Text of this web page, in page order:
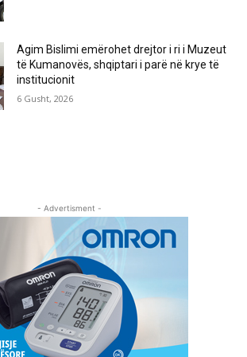
Agim Bislimi emërohet drejtor i ri i Muzeut
të Kumanovës, shqiptari i parë në krye të
institucionit
6 Gusht, 2026
- Advertisment -